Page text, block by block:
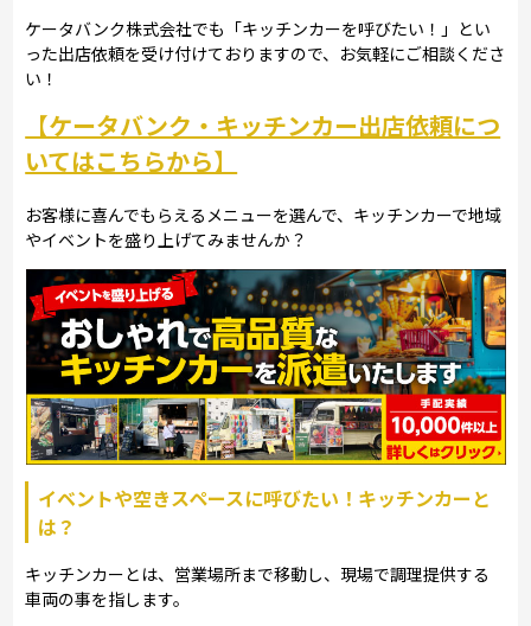
ケータバンク株式会社でも「キッチンカーを呼びたい！」とい
った出店依頼を受け付けておりますので、お気軽にご相談くださ
い！
【ケータバンク・キッチンカー出店依頼につ
いてはこちらから】
お客様に喜んでもらえるメニューを選んで、キッチンカーで地域
やイベントを盛り上げてみませんか？
イベントや空きスペースに呼びたい！キッチンカーと
は？
キッチンカーとは、営業場所まで移動し、現場で調理提供する
車両の事を指します。